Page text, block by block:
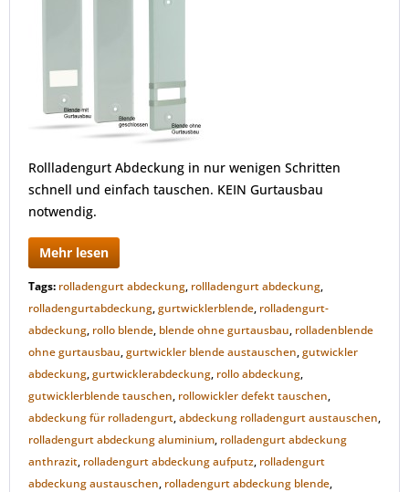
Rollladengurt Abdeckung in nur wenigen Schritten
schnell und einfach tauschen. KEIN Gurtausbau
notwendig.
Mehr lesen
Tags: rolladengurt abdeckung, rollladengurt abdeckung,
rolladengurtabdeckung,gurtwicklerblende, rolladengurt-
abdeckung, rollo blende, blende ohne gurtausbau, rolladenblende
ohne gurtausbau,gurtwickler blende austauschen,gutwickler
abdeckung,gurtwicklerabdeckung, rollo abdeckung,
gutwicklerblende tauschen, rollowickler defekt tauschen,
abdeckung für rolladengurt,abdeckung rolladengurt austauschen,
rolladengurt abdeckung aluminium, rolladengurt abdeckung
anthrazit, rolladengurt abdeckung aufputz, rolladengurt
abdeckung austauschen, rolladengurt abdeckung blende,